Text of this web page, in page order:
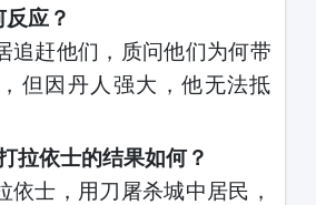
应？
追赶他们，质问他们为何带
但因丹人强大，他无法抵
拉依士的结果如何？
依士，用刀屠杀城中居民，